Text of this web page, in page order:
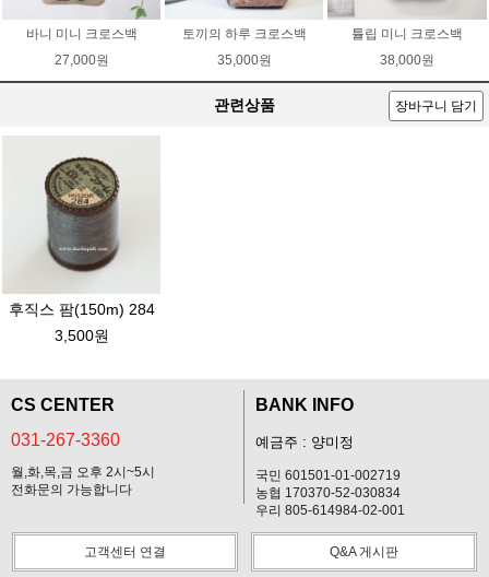
바니 미니 크로스백
27,000원
토끼의 하루 크로스백
35,000원
튤립 미니 크로스백
38,000원
관련상품 장바구니 담기
후직스 팜(150m) 284
3,500원
CS CENTER
031-267-3360
월,화,목,금 오후 2시~5시
전화문의 가능합니다
BANK INFO
예금주 : 양미정
국민 601501-01-002719
농협 170370-52-030834
우리 805-614984-02-001
고객센터 연결 Q&A 게시판